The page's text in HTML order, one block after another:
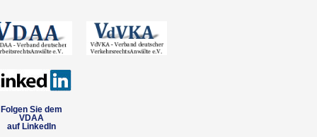
Folgen Sie dem
VDAA
auf LinkedIn